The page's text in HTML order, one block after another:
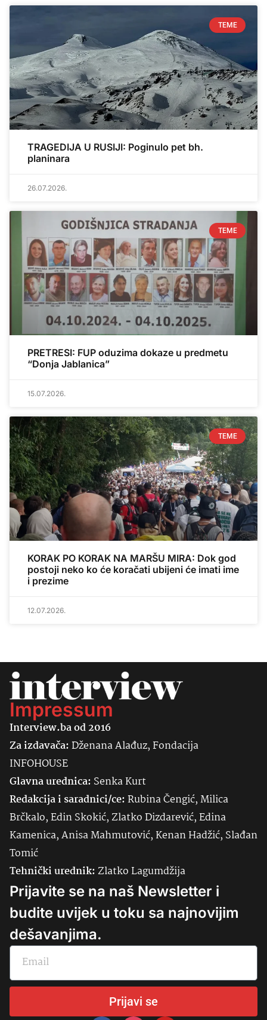
TEME
TRAGEDIJA U RUSIJI: Poginulo pet bh.
planinara
26.07.2026.
TEME
PRETRESI: FUP oduzima dokaze u predmetu
“Donja Jablanica”
15.07.2026.
TEME
KORAK PO KORAK NA MARŠU MIRA: Dok god
postoji neko ko će koračati ubijeni će imati ime
i prezime
12.07.2026.
Impressum
Interview.ba od 2016
Za izdavača:Dženana Alađuz, Fondacija
INFOHOUSE
Glavna urednica: SenkaKurt
Redakcija i saradnici/ce:Rubina Čengić, Milica
Brčkalo, Edin Skokić, Zlatko Dizdarević, Edina
Kamenica, Anisa Mahmutović, Kenan Hadžić, Slađan
Tomić
Tehnički urednik:Zlatko Lagumdžija
Prijavite se na naš Newsletter i
budite uvijek u toku sa najnovijim
dešavanjima.
Prijavi se